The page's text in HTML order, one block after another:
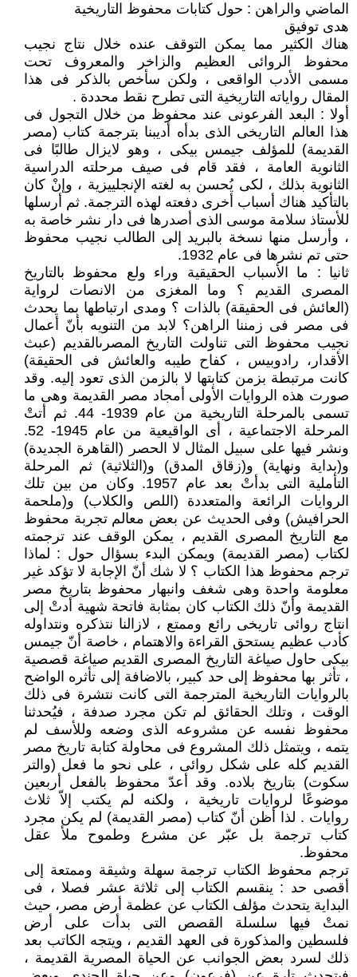
الماضي والراهن : حول كتابات محفوظ التاريخية
هدى توفيق
هناك الكثير مما يمكن التوقف عنده خلال نتاج نجيب
محفوظ الروائى العظيم والزاخر والمعروف تحت
مسمى الأدب الواقعى ، ولكن سأخص بالذكر فى هذا
المقال رواياته التاريخية التى تطرح نقط محددة .
أولا : البعد الفرعونى عند محفوظ من خلال التجول فى
هذا العالم التاريخى الذى بدأه أديبنا بترجمة كتاب (مصر
القديمة) للمؤلف جيمس بيكى ، وهو لايزال طالبًا فى
الثانوية العامة ، فقد قام فى صيف مرحلته الدراسية
الثانوية بذلك ، لكى يُحسن به لغته الإنجلييزية ، وإنْ كان
بالتأكيد هناك أسباب أخرى دفعته لهذه الترجمة. ثم أرسلها
للأستاذ سلامة موسى الذى أصدرها فى دار نشر خاصة به
، وأرسل منها نسخة بالبريد إلى الطالب نجيب محفوظ
حتى تم نشرها فى عام 1932.
ثانيا : ما الأسباب الحقيقية وراء ولع محفوظ بالتاريخ
المصرى القديم ؟ وما المغزى من الانصات لرواية
(العائش فى الحقيقة) بالذات ؟ ومدى ارتباطها بما يحدث
فى مصر فى زمننا الراهن؟ لابد من التنويه بأنّ أعمال
نجيب محفوظ التى تناولت التاريخ المصرىالقديم (عبث
الأقدار، رادوبيس ، كفاح طيبه والعائش فى الحقيقة)
كانت مرتبطة بزمن كتابتها لا بالزمن الذى تعود إليه. وقد
صورت هذه الروايات الأولى أمجاد مصر القديمة وهى ما
تسمى بالمرحلة التاريخية من عام 1939- 44. ثم أتتْ
المرحلة الاجتماعية ، أى الواقيعية من عام 1945- 52.
ونشر فيها على سبيل المثال لا الحصر (القاهرة الجديدة)
و(بداية ونهاية) و(زقاق المدق) و(الثلاثية) ثم المرحلة
التأملية التى بدأتْ بعد عام 1957. وكان من بين تلك
الروايات الرائعة والمتعددة (اللص والكلاب) و(ملحمة
الحرافيش) وفى الحديث عن بعض معالم تجربة محفوظ
مع التاريخ المصرى القديم ، يمكن الوقف عند ترجمته
لكتاب (مصر القديمة) ويمكن البدء بسؤال حول : لماذا
ترجم محفوظ هذا الكتاب ؟ لا شك أنّ الإجابة لا تؤكد غير
معلومة واحدة وهى شغف وانبهار محفوظ بتاريخ مصر
القديمة وأنّ ذلك الكتاب كان بمثابة فاتحة شهية أدتْ إلى
انتاج روائى تاريخى رائع وممتع ، لازالنا نتذكره ونتداوله
كأدب عظيم يستحق القراءة والاهتمام ، خاصة أنّ جيمس
بيكى حاول صياغة التاريخ المصرى القديم صياغة قصصية
، تأثر بها محفوظ إلى حد كبير، بالاضافة إلى تأثره الواضح
بالروايات التاريخية المترجمة التى كانت نتشرة فى ذلك
الوقت ، وتلك الحقائق لم تكن مجرد صدفة ، فيُحدثنا
محفوظ نفسه عن مشروعه الذى وضعه وللأسف لم
يتمه ، ويتمثل ذلك المشروع فى محاولة كتابة تاريخ مصر
القديم كله على شكل روائى ، على نحو ما فعل (والتر
سكوت) بتاريخ بلاده. وقد أعدّ محفوظ بالفعل أربعين
موضوعًا لروايات تاريخية ، ولكنه لم يكتب إلاّ ثلاث
روايات . لذا أظن أنّ كتاب (مصر القديمة) لم يكن مجرد
كتاب ترجمة بل عبّر عن مشرع وطموح ملأ عقل
محفوظ.
ترجم محفوظ الكتاب ترجمة سهلة وشيقة وممتعة إلى
أقصى حد : ينقسم الكتاب إلى ثلاثة عشر فصلا ، فى
البداية يتحدث مؤلف الكتاب عن عظمة أرض مصر، حيث
نمتْ فيها سلسلة القصص التى بدأت على أرض
فلسطين والمذكورة فى العهد القديم ، ويتجه الكاتب بعد
ذلك لسرد بعض الجوانب عن الحياة المصرية القديمة ،